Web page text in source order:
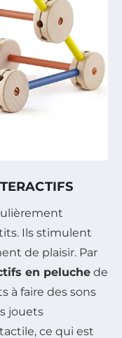
Ils stimulent
de plaisir. Par
en peluche de
à faire des sons
jouets
ce qui est